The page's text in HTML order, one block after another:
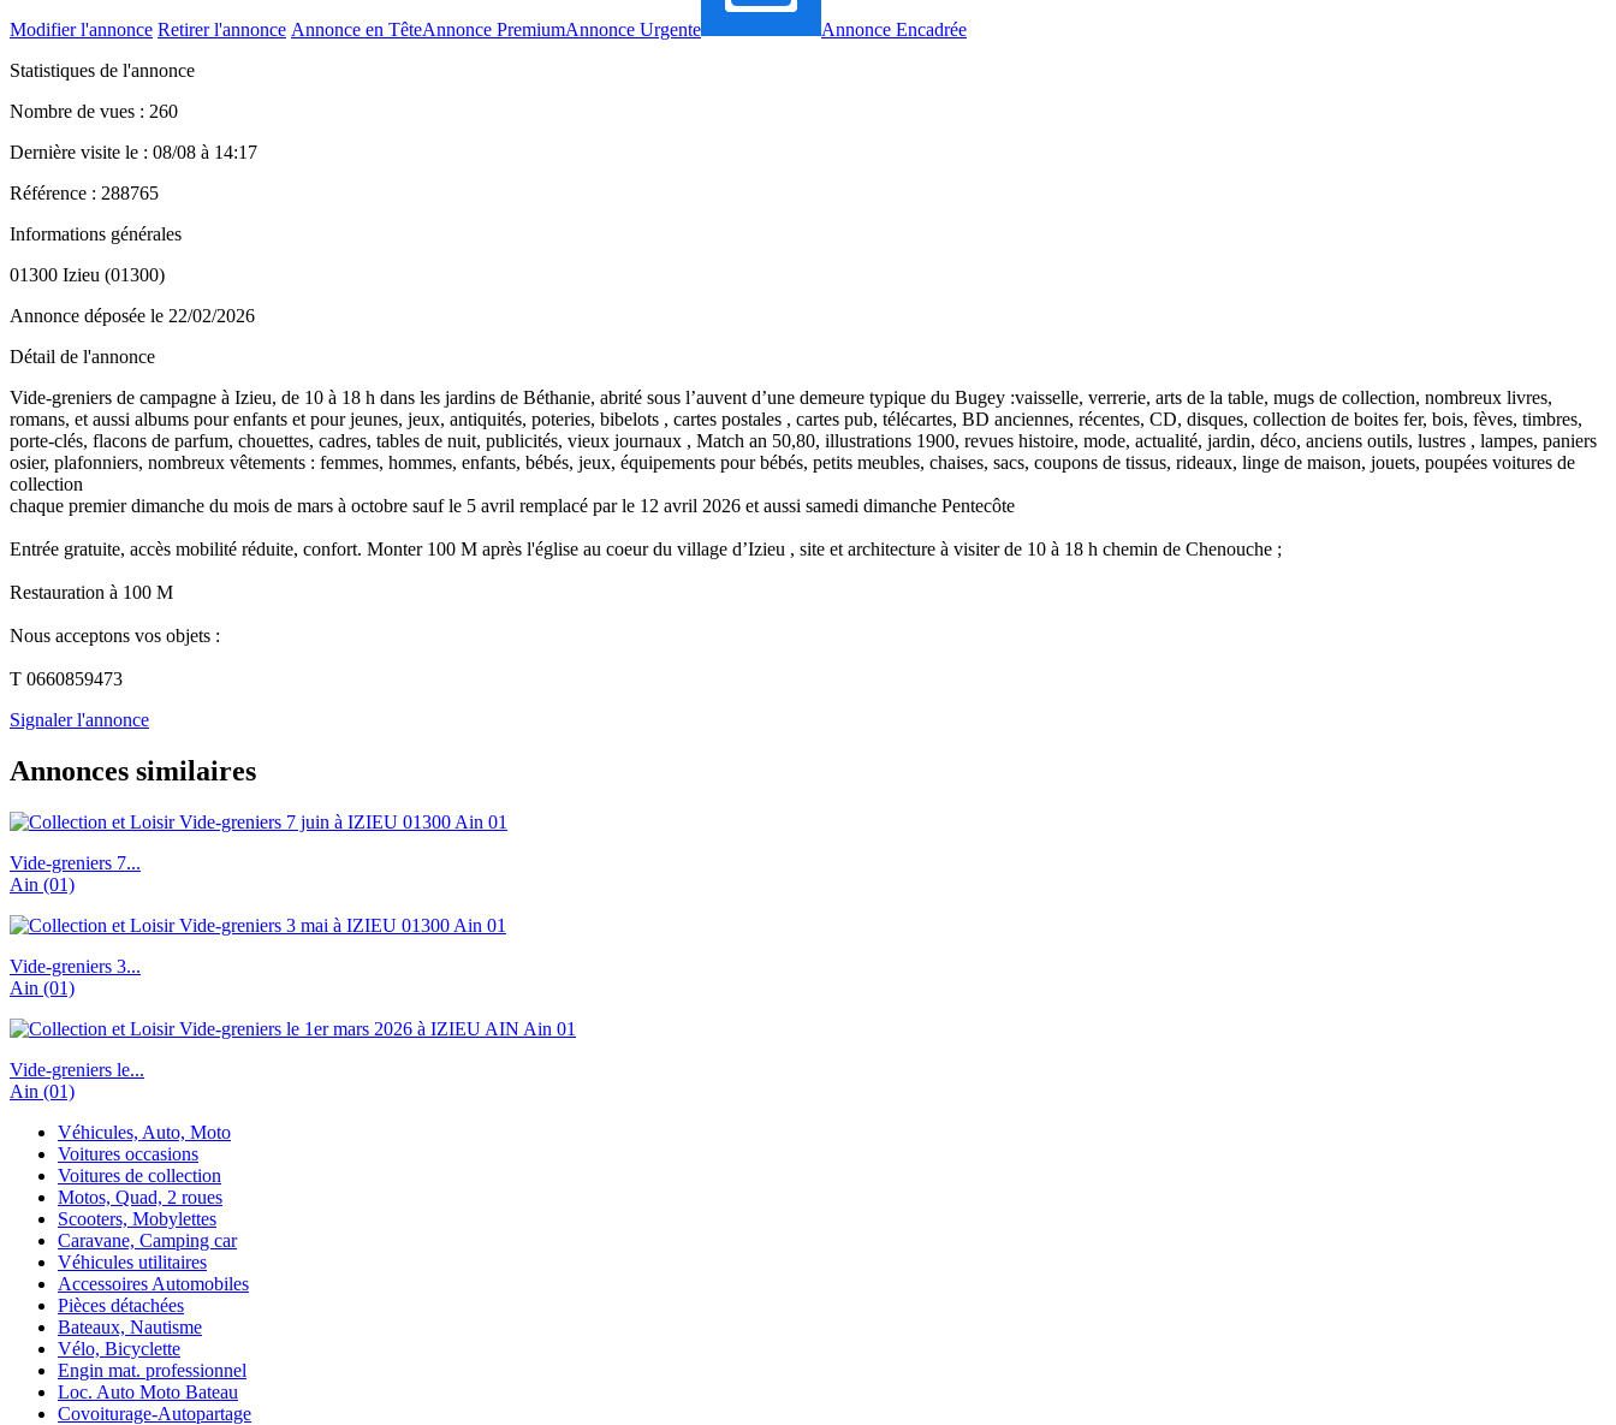
Modifier l'annonce Retirer l'annonce Annonce en TêteAnnonce PremiumAnnonce Urgente
Annonce Encadrée
Statistiques de l'annonce
Nombre de vues : 260
Dernière visite le : 08/08 à 14:17
Référence : 288765
Informations générales
01300 Izieu (01300)
Annonce déposée le 22/02/2026
Détail de l'annonce
Vide-greniers de campagne à Izieu, de 10 à 18 h dans les jardins de Béthanie, abrité sous l’auvent d’une demeure typique du Bugey :vaisselle, verrerie, arts de la table, mugs de collection, nombreux livres,
romans, et aussi albums pour enfants et pour jeunes, jeux, antiquités, poteries, bibelots , cartes postales , cartes pub, télécartes, BD anciennes, récentes, CD, disques, collection de boites fer, bois, fèves, timbres,
porte-clés, flacons de parfum, chouettes, cadres, tables de nuit, publicités, vieux journaux , Match an 50,80, illustrations 1900, revues histoire, mode, actualité, jardin, déco, anciens outils, lustres , lampes, paniers
osier, plafonniers, nombreux vêtements : femmes, hommes, enfants, bébés, jeux, équipements pour bébés, petits meubles, chaises, sacs, coupons de tissus, rideaux, linge de maison, jouets, poupées voitures de
collection
chaque premier dimanche du mois de mars à octobre sauf le 5 avril remplacé par le 12 avril 2026 et aussi samedi dimanche Pentecôte
Entrée gratuite, accès mobilité réduite, confort. Monter 100 M après l'église au coeur du village d’Izieu , site et architecture à visiter de 10 à 18 h chemin de Chenouche ;
Restauration à 100 M
Nous acceptons vos objets :
T 0660859473
Signaler l'annonce
Annonces similaires
Vide-greniers 7...
Ain (01)
Vide-greniers 3...
Ain (01)
Vide-greniers le...
Ain (01)
Véhicules, Auto, Moto
Voitures occasions
Voitures de collection
Motos, Quad, 2 roues
Scooters, Mobylettes
Caravane, Camping car
Véhicules utilitaires
Accessoires Automobiles
Pièces détachées
Bateaux, Nautisme
Vélo, Bicyclette
Engin mat. professionnel
Loc. Auto Moto Bateau
Covoiturage-Autopartage